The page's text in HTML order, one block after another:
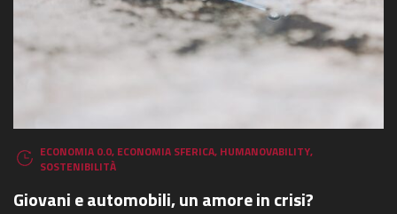
ECONOMIA 0.0, ECONOMIA SFERICA, HUMANOVABILITY,
SOSTENIBILITÀ
Giovani e automobili, un amore in crisi?